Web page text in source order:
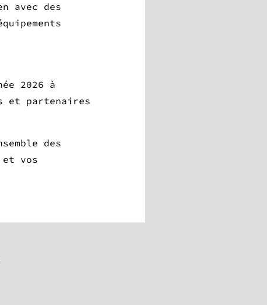
avec des
2026 à
et partenaires
des
vos